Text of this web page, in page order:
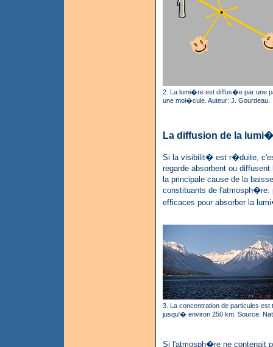
2. La lumi�re est diffus�e par une
une mol�cule. Auteur: J. Gourdeau.
La diffusion de la
Si la visibilit� est r�duite,
regarde absorbent ou
la principale cause de la
constituants de l'atmosph�re:
efficaces pour absorber la
3. La concentration de particules
jusqu'� environ 250 km. Source:
Si l'atmosph�re ne contenait